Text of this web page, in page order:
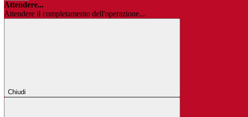
Attendere...
Attendere il completamento dell'operazione...
Chiudi